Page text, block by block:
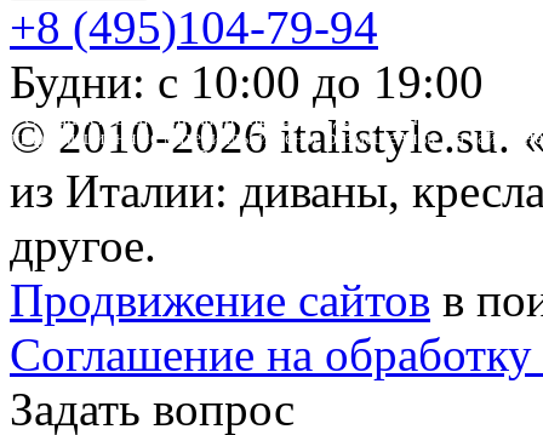
+8 (495)104-79-94
Будни: с 10:00 до 19:00
* Обращаем ваше внимание на то, что данный интернет-сайт
информационные материалы и цены, размещенные на сайте,
Гражданского кодекса РФ.
© 2010-2026 italistyle.su.
из Италии: диваны,
другое.
Продвижение сайтов в
Соглашение на
Задать вопрос